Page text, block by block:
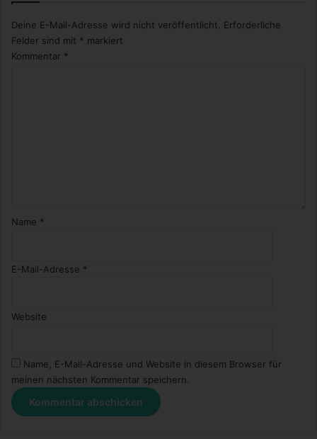
Deine E-Mail-Adresse wird nicht veröffentlicht.
Erforderliche
Felder sind mit * markiert
Kommentar *
Name *
E-Mail-Adresse *
Website
Name, E-Mail-Adresse und Website in diesem Browser für
meinen nächsten Kommentar speichern.